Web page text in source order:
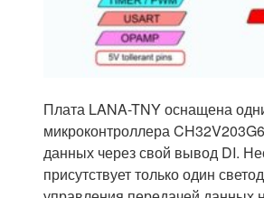
Плата LANA-TNY оснащена
микроконтроллера
данных через свой вывод DI.
присутствует только один